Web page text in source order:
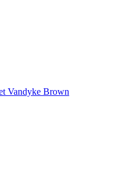
Vandyke Brown